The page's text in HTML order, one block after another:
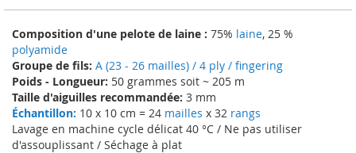
Composition d'une pelote de laine : 75% laine, 25 %
polyamide
Groupe de fils: A (23 - 26 mailles) / 4 ply / fingering
Poids - Longueur: 50 grammes soit ~ 205 m
Taille d'aiguilles recommandée: 3 mm
Échantillon: 10 x 10 cm = 24 mailles x 32 rangs
Lavage en machine cycle délicat 40 °C / Ne pas utiliser
d'assouplissant / Séchage à plat